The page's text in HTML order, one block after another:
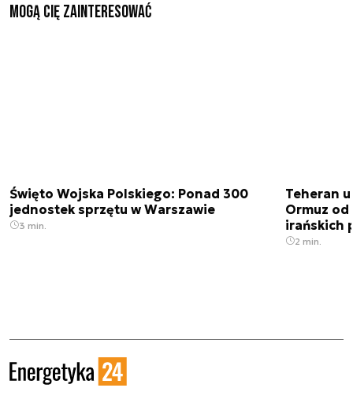
Mogą Cię zainteresować
Święto Wojska Polskiego: Ponad 300
jednostek sprzętu w Warszawie
3 min.
Teheran
Ormuz
irańskich
2 min.